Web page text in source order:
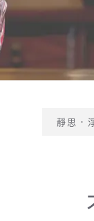
靜思．